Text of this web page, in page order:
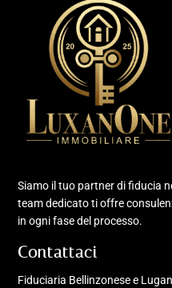
Siamo il tuo partner di fiducia
team dedicato ti offre
in ogni fase del processo.
Contattaci
Fiduciaria Bellinzonese e